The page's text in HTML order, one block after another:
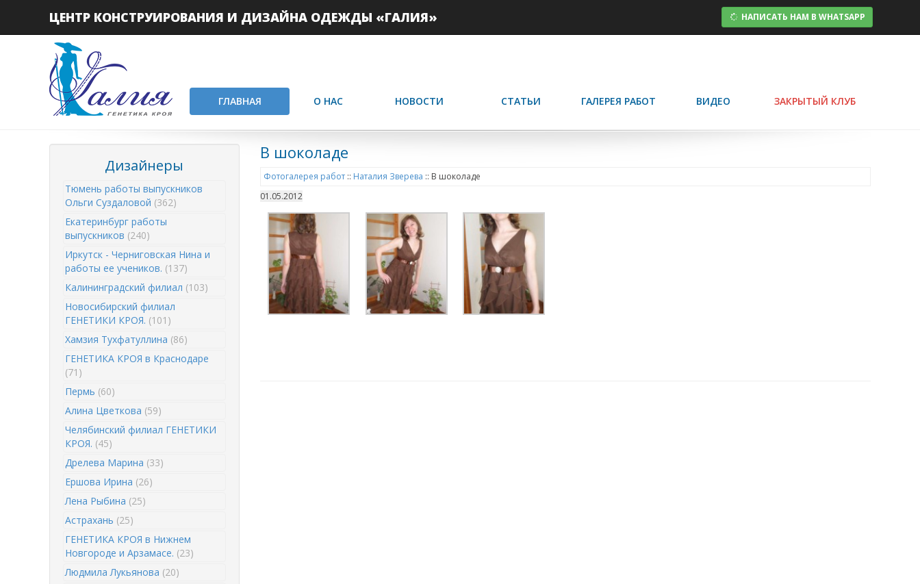
ЦЕНТР КОНСТРУИРОВАНИЯ И ДИЗАЙНА ОДЕЖДЫ «ГАЛИЯ» НАПИСАТЬ НАМ В WHATSAPP
ГЛАВНАЯ О НАС НОВОСТИ СТАТЬИ ГАЛЕРЕЯ РАБОТ ВИДЕО ЗАКРЫТЫЙ КЛУБ
Дизайнеры
Тюмень работы выпускников
Ольги Суздаловой (362)
Екатеринбург работы
выпускников (240)
Иркутск - Черниговская Нина и
работы ее учеников. (137)
Калининградский филиал (103)
Новосибирский филиал
ГЕНЕТИКИ КРОЯ. (101)
Хамзия Тухфатуллина (86)
ГЕНЕТИКА КРОЯ в Краснодаре
(71)
Пермь (60)
Алина Цветкова (59)
Челябинский филиал ГЕНЕТИКИ
КРОЯ. (45)
Дрелева Марина (33)
Ершова Ирина (26)
Лена Рыбина (25)
Астрахань (25)
ГЕНЕТИКА КРОЯ в Нижнем
Новгороде и Арзамасе. (23)
Людмила Лукьянова (20)
В шоколаде
Фотогалерея работ:: Наталия Зверева :: В шоколаде
01.05.2012